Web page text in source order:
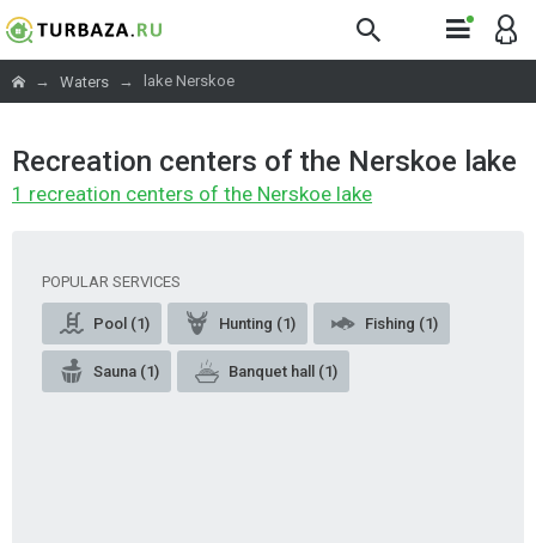
→ Waters → lake Nerskoe
Recreation centers of the Nerskoe lake
1 recreation centers of the Nerskoe lake
POPULAR SERVICES
Pool (1) Hunting (1) Fishing (1)
Sauna (1) Banquet hall (1)